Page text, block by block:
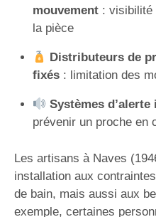
mouvement: visibilité
la pièce
Distributeurs de
fixés: limitation des
Systèmes d’alerte
prévenir un proche en
Les artisans à Naves
installation aux
de bain, mais aussi aux
exemple, certaines